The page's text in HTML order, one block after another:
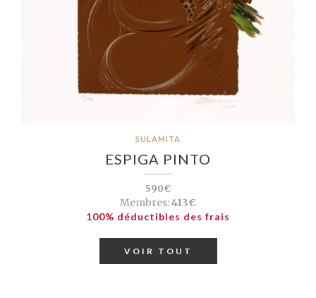
SULAMITA
ESPIGA PINTO
590€
Membres:413€
100% déductibles des frais
VOIR TOUT